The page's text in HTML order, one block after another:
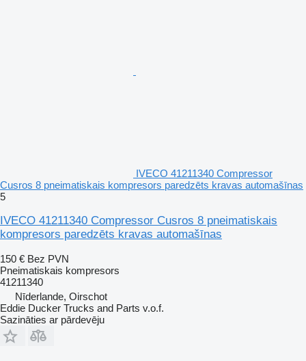
IVECO 41211340 Compressor
Cusros 8 pneimatiskais kompresors paredzēts kravas automašīnas
5
IVECO 41211340 Compressor Cusros 8 pneimatiskais
kompresors paredzēts kravas automašīnas
150 € Bez PVN
Pneimatiskais kompresors
41211340
Nīderlande, Oirschot
Eddie Ducker Trucks and Parts v.o.f.
Sazināties ar pārdevēju